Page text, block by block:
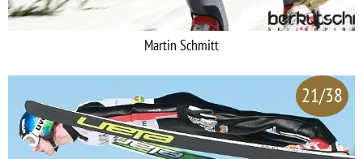
Martin Schmitt
21/38